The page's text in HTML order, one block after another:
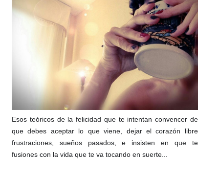
Esos teóricos de la felicidad que te intentan convencer de
que debes aceptar lo que viene, dejar el corazón libre
frustraciones, sueños pasados, e insisten en que te
fusiones con la vida que te va tocando en suerte...